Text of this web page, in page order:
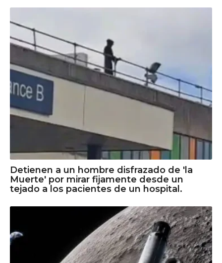
Detienen a un hombre disfrazado de 'la
Muerte' por mirar fijamente desde un
tejado a los pacientes de un hospital.